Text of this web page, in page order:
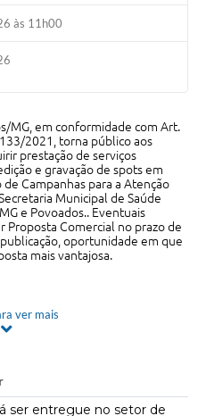
às 11h00
MG, em conformidade com Art.
2021, torna público aos
prestação de serviços
e gravação de spots em
Campanhas para a Atenção
Municipal de Saúde
e Povoados.. Eventuais
Proposta Comercial no prazo de
oportunidade em que
mais vantajosa.
Comercial: 15 de maio
ver mais
ser entregue no setor de